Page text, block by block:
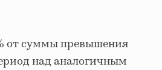
от суммы превышения
над аналогичным